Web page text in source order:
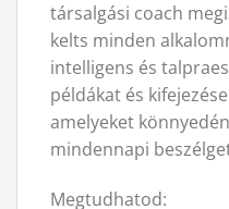
társalgási coach
kelts minden
intelligens és
példákat és
amelyeket
mindennapi
Megtudhatod: